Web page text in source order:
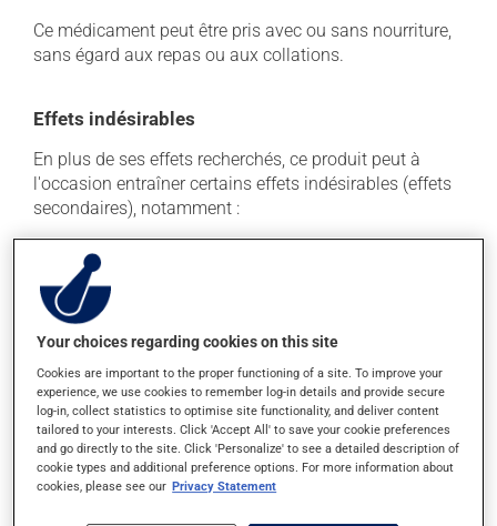
Ce médicament peut être pris avec ou sans nourriture,
sans égard aux repas ou aux collations.
Effets indésirables
En plus de ses effets recherchés, ce produit peut à
l'occasion entraîner certains effets indésirables (effets
secondaires), notamment :
il peut causer des maux de tête;
il agit sur l'intestin et peut causer de la diarrhée ou
de la constipation, selon la sensibilité de chacun;
il peut causer des étourdissements ou vous endormir
- levez-vous lentement et soyez prudent avant de
prendre le volant;
il peut causer une fatigue inhabituelle.
Chaque personne peut réagir différemment à un
traitement. Si vous croyez que ce produit est la cause
d'un problème qui vous incommode, qu'il soit
Your choices regarding cookies on this site
Cookies are important to the proper functioning of a site. To improve your
experience, we use cookies to remember log-in details and provide secure
log-in, collect statistics to optimise site functionality, and deliver content
tailored to your interests. Click 'Accept All' to save your cookie preferences
and go directly to the site. Click 'Personalize' to see a detailed description of
cookie types and additional preference options. For more information about
cookies, please see our Privacy Statement